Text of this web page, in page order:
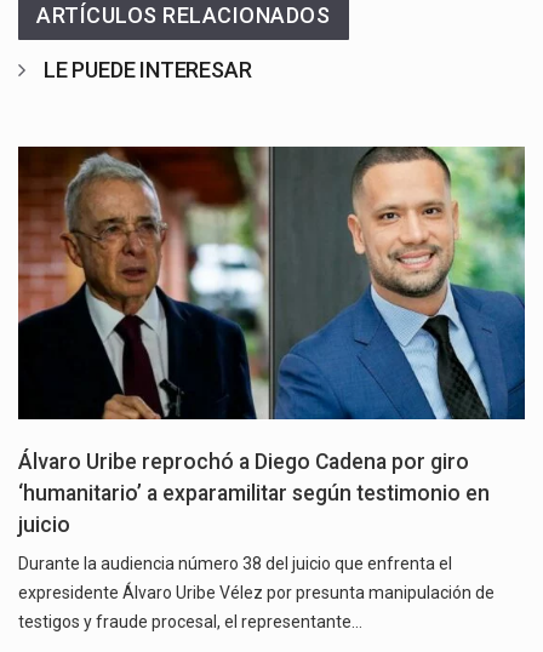
ARTÍCULOS RELACIONADOS
LE PUEDE INTERESAR
Álvaro Uribe reprochó a Diego Cadena por giro
‘humanitario’ a exparamilitar según testimonio en
juicio
Durante la audiencia número 38 del juicio que enfrenta el
expresidente Álvaro Uribe Vélez por presunta manipulación de
testigos y fraude procesal, el representante…